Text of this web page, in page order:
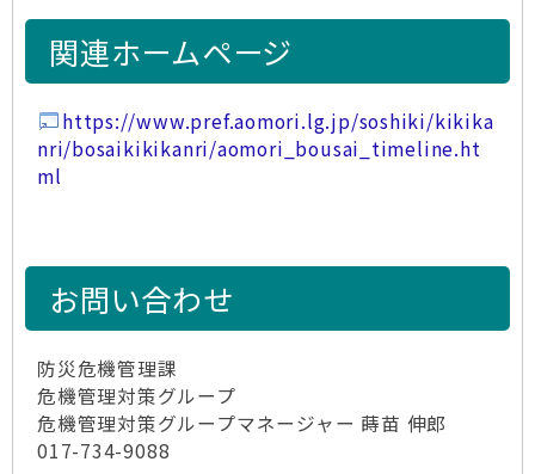
関連ホームページ
https://www.pref.aomori.lg.jp/soshiki/kikika
nri/bosaikikikanri/aomori_bousai_timeline.ht
ml
お問い合わせ
防災危機管理課
危機管理対策グループ
危機管理対策グループマネージャー 蒔苗 伸郎
017-734-9088